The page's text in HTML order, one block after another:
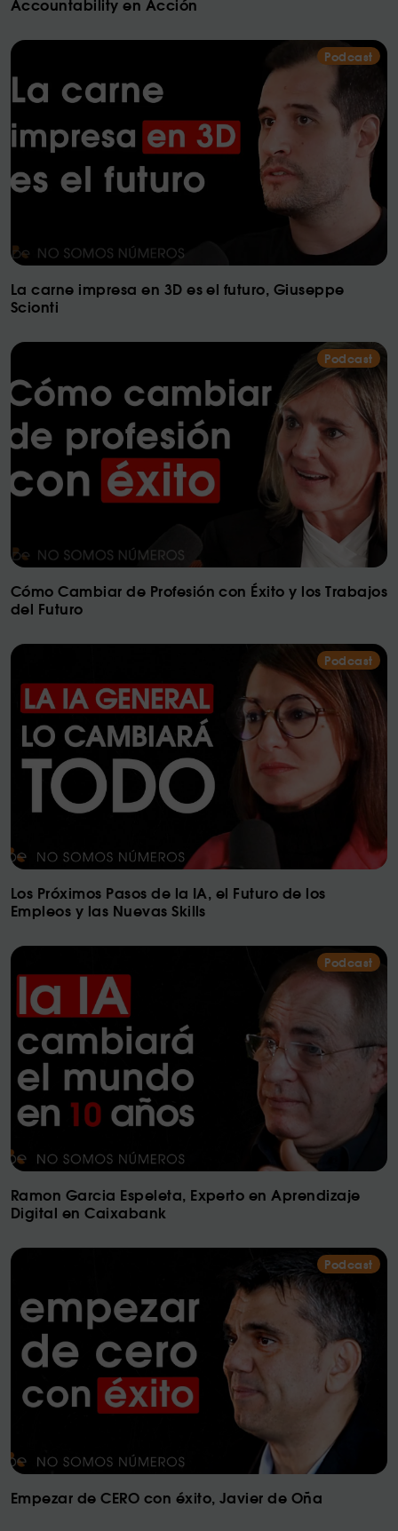
Podcast
La carne impresa en 3D es el futuro, Giuseppe
Scionti
Podcast
Cómo Cambiar de Profesión con Éxito y los Trabajos
del Futuro
Podcast
Los Próximos Pasos de la IA, el Futuro de los
Empleos y las Nuevas Skills
Podcast
Ramon Garcia Espeleta, Experto en Aprendizaje
Digital en Caixabank
Podcast
Empezar de CERO con éxito, Javier de Oña